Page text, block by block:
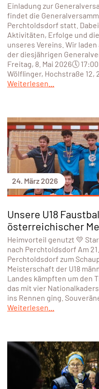
Einladung zur
findet die
Perchtoldsdorf statt.
Aktivitäten, Erfolge und
unseres Vereins. Wir
der diesjährigen
Freitag, 8. Mai 2026🕔
Wölflinger, Hochstraße 12,
Weiterlesen...
24. März 2026
Unsere U18
österreichischer
Heimvorteil genutzt 💛
nach Perchtoldsdorf Am
Perchtoldsdorf zum
Meisterschaft der U18
Landes kämpften um den
das mit vier
ins Rennen ging.
Weiterlesen...